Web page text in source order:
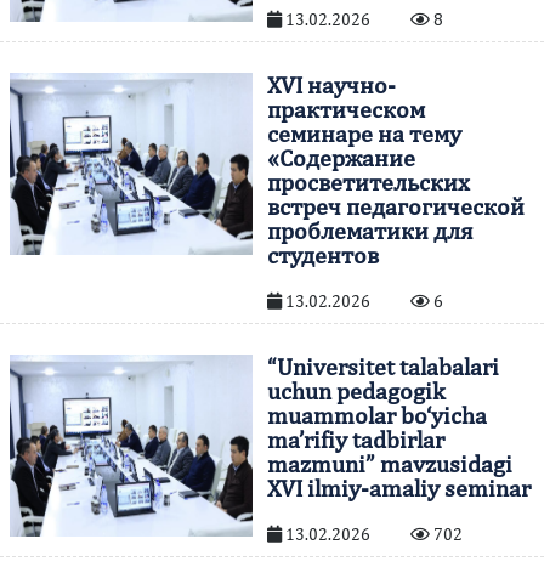
13.02.2026 8
XVI научно-
практическом
семинаре на тему
«Содержание
просветительских
встреч педагогической
проблематики для
студентов
13.02.2026 6
“Universitet talabalari
uchun pedagogik
muammolar bo‘yicha
ma’rifiy tadbirlar
mazmuni” mavzusidagi
XVI ilmiy-amaliy seminar
13.02.2026 702